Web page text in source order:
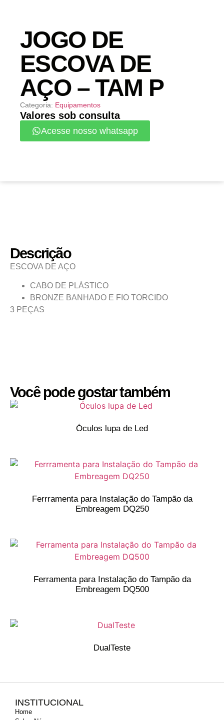
JOGO DE
ESCOVA DE
AÇO – TAM P
Categoria: Equipamentos
Valores sob consulta
Acesse nosso whatsapp
Descrição
ESCOVA DE AÇO
CABO DE PLÁSTICO
BRONZE BANHADO E FIO TORCIDO
3 PEÇAS
Você pode gostar também
Óculos lupa de Led
Ferrramenta para Instalação do Tampão da
Embreagem DQ250
Ferramenta para Instalação do Tampão da
Embreagem DQ500
DualTeste
INSTITUCIONAL
Home